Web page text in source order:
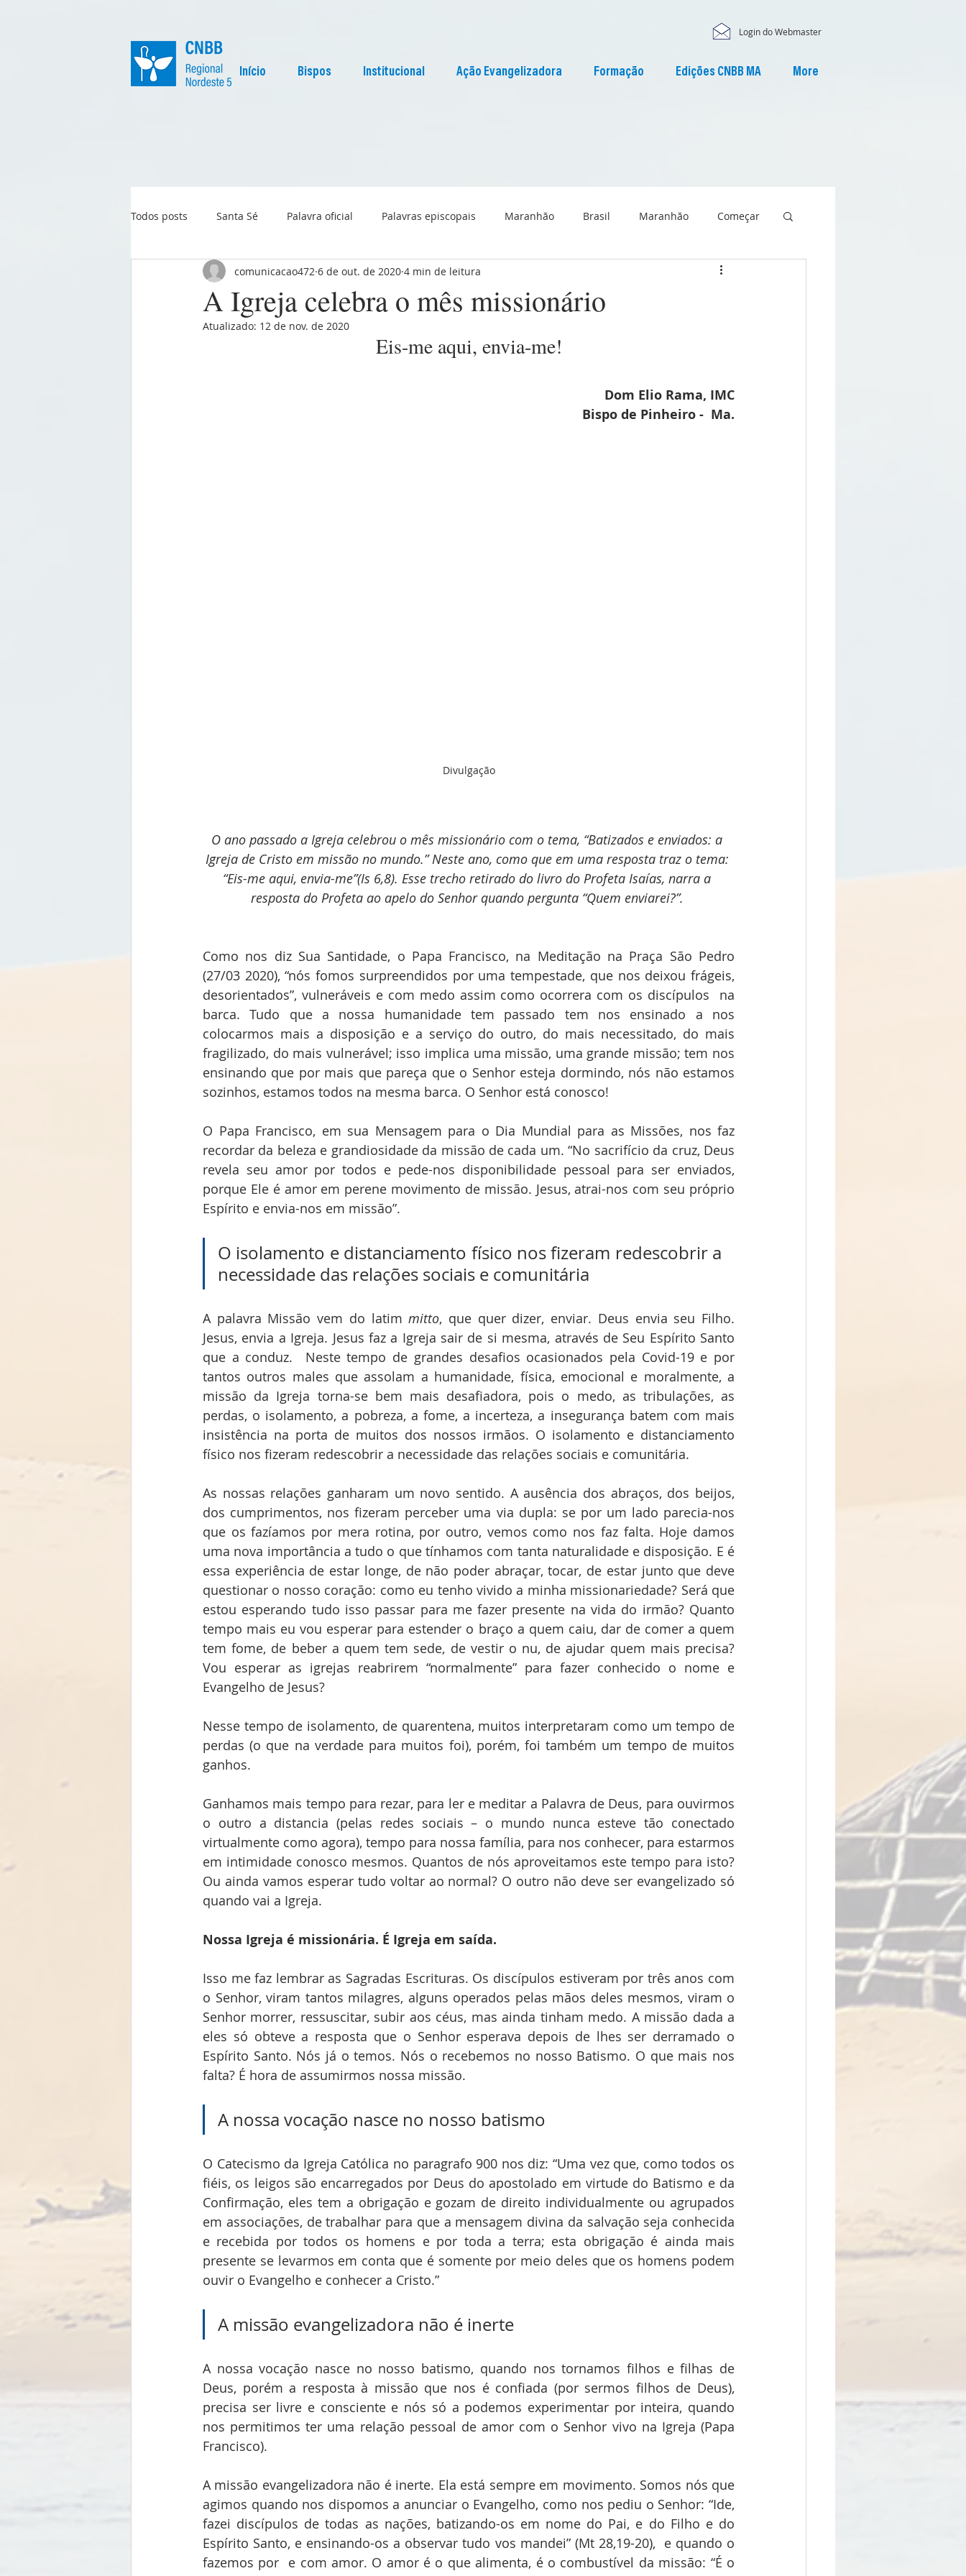
Login do Webmaster
Início Bispos Institucional Ação Evangelizadora Formação Edições CNBB MA More
Todos posts Santa Sé Palavra oficial Palavras episcopais Maranhão Brasil Maranhão Começar
Igreja no Mundo Liturgia Pascom Maranhão
A Igreja celebra o mês missionário
comunicacao472 6 de out. de 2020 4 min de leitura
Atualizado: 12 de nov. de 2020
Eis-me aqui, envia-me!
Dom Elio Rama, IMC
Bispo de Pinheiro -  Ma.
Divulgação
O ano passado a Igreja celebrou o mês missionário com o tema, “Batizados e enviados: a
Igreja de Cristo em missão no mundo.” Neste ano, como que em uma resposta traz o tema:
“Eis-me aqui, envia-me”(Is 6,8). Esse trecho retirado do livro do Profeta Isaías, narra a
resposta do Profeta ao apelo do Senhor quando pergunta “Quem enviarei?”.
Como nos diz Sua Santidade, o Papa Francisco, na Meditação na Praça São Pedro
(27/03 2020), “nós fomos surpreendidos por uma tempestade, que nos deixou frágeis,
desorientados”, vulneráveis e com medo assim como ocorrera com os discípulos  na
barca. Tudo que a nossa humanidade tem passado tem nos ensinado a nos
colocarmos mais a disposição e a serviço do outro, do mais necessitado, do mais
fragilizado, do mais vulnerável; isso implica uma missão, uma grande missão; tem nos
ensinando que por mais que pareça que o Senhor esteja dormindo, nós não estamos
sozinhos, estamos todos na mesma barca. O Senhor está conosco!
O Papa Francisco, em sua Mensagem para o Dia Mundial para as Missões, nos faz
recordar da beleza e grandiosidade da missão de cada um. “No sacrifício da cruz, Deus
revela seu amor por todos e pede-nos disponibilidade pessoal para ser enviados,
porque Ele é amor em perene movimento de missão. Jesus, atrai-nos com seu próprio
Espírito e envia-nos em missão”.
O isolamento e distanciamento físico nos fizeram redescobrir a
necessidade das relações sociais e comunitária
A palavra Missão vem do latim mitto, que quer dizer, enviar. Deus envia seu Filho.
Jesus, envia a Igreja. Jesus faz a Igreja sair de si mesma, através de Seu Espírito Santo
que a conduz.  Neste tempo de grandes desafios ocasionados pela Covid-19 e por
tantos outros males que assolam a humanidade, física, emocional e moralmente, a
missão da Igreja torna-se bem mais desafiadora, pois o medo, as tribulações, as
perdas, o isolamento, a pobreza, a fome, a incerteza, a insegurança batem com mais
insistência na porta de muitos dos nossos irmãos. O isolamento e distanciamento
físico nos fizeram redescobrir a necessidade das relações sociais e comunitária.
As nossas relações ganharam um novo sentido. A ausência dos abraços, dos beijos,
dos cumprimentos, nos fizeram perceber uma via dupla: se por um lado parecia-nos
que os fazíamos por mera rotina, por outro, vemos como nos faz falta. Hoje damos
uma nova importância a tudo o que tínhamos com tanta naturalidade e disposição. E é
essa experiência de estar longe, de não poder abraçar, tocar, de estar junto que deve
questionar o nosso coração: como eu tenho vivido a minha missionariedade? Será que
estou esperando tudo isso passar para me fazer presente na vida do irmão? Quanto
tempo mais eu vou esperar para estender o braço a quem caiu, dar de comer a quem
tem fome, de beber a quem tem sede, de vestir o nu, de ajudar quem mais precisa?
Vou esperar as igrejas reabrirem “normalmente” para fazer conhecido o nome e
Evangelho de Jesus?
Nesse tempo de isolamento, de quarentena, muitos interpretaram como um tempo de
perdas (o que na verdade para muitos foi), porém, foi também um tempo de muitos
ganhos.
Ganhamos mais tempo para rezar, para ler e meditar a Palavra de Deus, para ouvirmos
o outro a distancia (pelas redes sociais – o mundo nunca esteve tão conectado
virtualmente como agora), tempo para nossa família, para nos conhecer, para estarmos
em intimidade conosco mesmos. Quantos de nós aproveitamos este tempo para isto?
Ou ainda vamos esperar tudo voltar ao normal? O outro não deve ser evangelizado só
quando vai a Igreja.
Nossa Igreja é missionária. É Igreja em saída.
Isso me faz lembrar as Sagradas Escrituras. Os discípulos estiveram por três anos com
o Senhor, viram tantos milagres, alguns operados pelas mãos deles mesmos, viram o
Senhor morrer, ressuscitar, subir aos céus, mas ainda tinham medo. A missão dada a
eles só obteve a resposta que o Senhor esperava depois de lhes ser derramado o
Espírito Santo. Nós já o temos. Nós o recebemos no nosso Batismo. O que mais nos
falta? É hora de assumirmos nossa missão.
A nossa vocação nasce no nosso batismo
O Catecismo da Igreja Católica no paragrafo 900 nos diz: “Uma vez que, como todos os
fiéis, os leigos são encarregados por Deus do apostolado em virtude do Batismo e da
Confirmação, eles tem a obrigação e gozam de direito individualmente ou agrupados
em associações, de trabalhar para que a mensagem divina da salvação seja conhecida
e recebida por todos os homens e por toda a terra; esta obrigação é ainda mais
presente se levarmos em conta que é somente por meio deles que os homens podem
ouvir o Evangelho e conhecer a Cristo.”
A missão evangelizadora não é inerte
A nossa vocação nasce no nosso batismo, quando nos tornamos filhos e filhas de
Deus, porém a resposta à missão que nos é confiada (por sermos filhos de Deus),
precisa ser livre e consciente e nós só a podemos experimentar por inteira, quando
nos permitimos ter uma relação pessoal de amor com o Senhor vivo na Igreja (Papa
Francisco).
A missão evangelizadora não é inerte. Ela está sempre em movimento. Somos nós que
agimos quando nos dispomos a anunciar o Evangelho, como nos pediu o Senhor: “Ide,
fazei discípulos de todas as nações, batizando-os em nome do Pai, e do Filho e do
Espírito Santo, e ensinando-os a observar tudo vos mandei” (Mt 28,19-20),  e quando o
fazemos por  e com amor. O amor é o que alimenta, é o combustível da missão: “É o